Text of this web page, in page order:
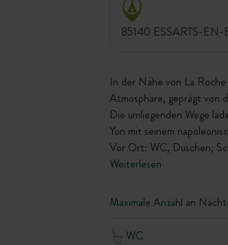
85140 ESSARTS-EN-
In der Nähe von La
Atmosphäre, geprägt von
Die umliegenden Wege
Yon mit seinem
Vor Ort: WC, Duschen,
Weiterlesen
Maximale Anzahl an
WC